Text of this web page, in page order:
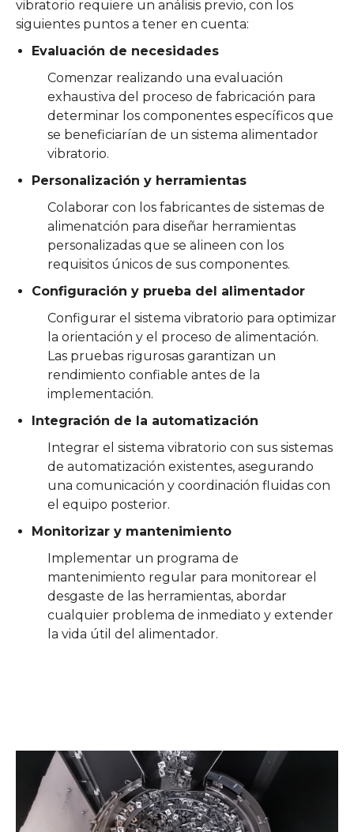
vibratorio requiere un análisis previo, con los
siguientes puntos a tener en cuenta:
Evaluación de necesidades
Comenzar realizando una evaluación
exhaustiva del proceso de fabricación para
determinar los componentes específicos que
se beneficiarían de un sistema alimentador
vibratorio.
Personalización y herramientas
Colaborar con los fabricantes de sistemas de
alimenatción para diseñar herramientas
personalizadas que se alineen con los
requisitos únicos de sus componentes.
Configuración y prueba del alimentador
Configurar el sistema vibratorio para optimizar
la orientación y el proceso de alimentación.
Las pruebas rigurosas garantizan un
rendimiento confiable antes de la
implementación.
Integración de la automatización
Integrar el sistema vibratorio con sus sistemas
de automatización existentes, asegurando
una comunicación y coordinación fluidas con
el equipo posterior.
Monitorizar y mantenimiento
Implementar un programa de
mantenimiento regular para monitorear el
desgaste de las herramientas, abordar
cualquier problema de inmediato y extender
la vida útil del alimentador.